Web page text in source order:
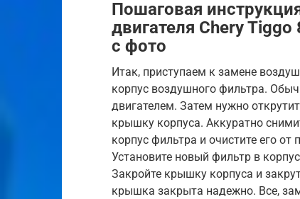
Пошаговая
двигателя Chery
с фото
Итак, приступаем к замене
корпус воздушного фильтра.
двигателем. Затем нужно
крышку корпуса. Аккуратно
корпус фильтра и очистите его
Установите новый фильтр в
Закройте крышку корпуса и
крышка закрыта надежно. Все,